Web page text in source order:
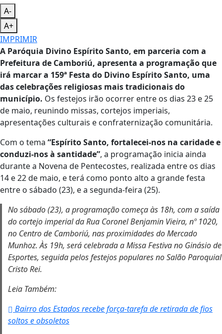
A-
A+
IMPRIMIR
A Paróquia Divino Espírito Santo, em parceria com a
Prefeitura de Camboriú, apresenta a programação que
irá marcar a 159ª Festa do Divino Espírito Santo, uma
das celebrações religiosas mais tradicionais do
município. Os festejos irão ocorrer entre os dias 23 e 25
de maio, reunindo missas, cortejos imperiais,
apresentações culturais e confraternização comunitária.
Com o tema “Espírito Santo, fortalecei-nos na caridade e
conduzi-nos à santidade”, a programação inicia ainda
durante a Novena de Pentecostes, realizada entre os dias
14 e 22 de maio, e terá como ponto alto a grande festa
entre o sábado (23), e a segunda-feira (25).
No sábado (23), a programação começa às 18h, com a saída
do cortejo imperial da Rua Coronel Benjamin Vieira, nº 1020,
no Centro de Camboriú, nas proximidades do Mercado
Munhoz. Às 19h, será celebrada a Missa Festiva no Ginásio de
Esportes, seguida pelos festejos populares no Salão Paroquial
Cristo Rei.
Leia Também:
Bairro dos Estados recebe força-tarefa de retirada de fios
soltos e obsoletos